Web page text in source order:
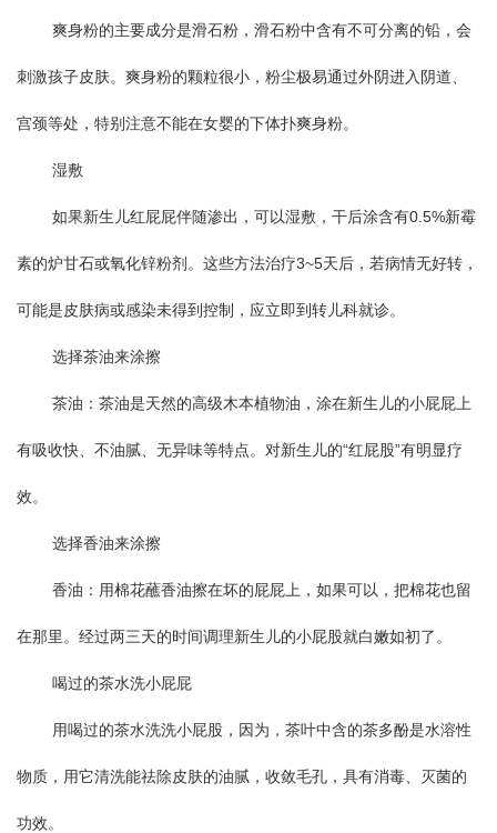
爽身粉的主要成分是滑石粉，滑石粉中含有不可分离的铅，会
刺激孩子皮肤。爽身粉的颗粒很小，粉尘极易通过外阴进入阴道、
宫颈等处，特别注意不能在女婴的下体扑爽身粉。
湿敷
如果新生儿红屁屁伴随渗出，可以湿敷，干后涂含有0.5%新霉
素的炉甘石或氧化锌粉剂。这些方法治疗3~5天后，若病情无好转，
可能是皮肤病或感染未得到控制，应立即到转儿科就诊。
选择茶油来涂擦
茶油：茶油是天然的高级木本植物油，涂在新生儿的小屁屁上
有吸收快、不油腻、无异味等特点。对新生儿的“红屁股”有明显疗
效。
选择香油来涂擦
香油：用棉花蘸香油擦在坏的屁屁上，如果可以，把棉花也留
在那里。经过两三天的时间调理新生儿的小屁股就白嫩如初了。
喝过的茶水洗小屁屁
用喝过的茶水洗洗小屁股，因为，茶叶中含的茶多酚是水溶性
物质，用它清洗能祛除皮肤的油腻，收敛毛孔，具有消毒、灭菌的
功效。